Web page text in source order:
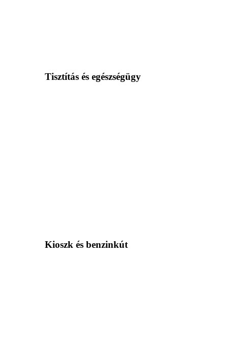
Tisztítás és egészségügy
Kioszk és benzinkút